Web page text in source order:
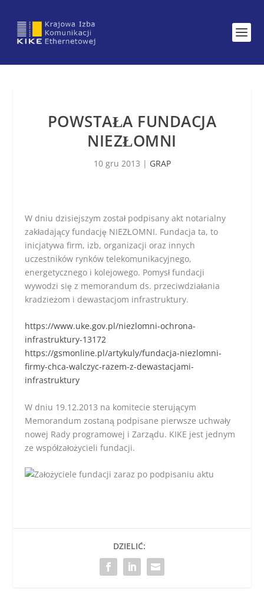
POWSTAŁA FUNDACJA
NIEZŁOMNI
10 gru 2013 | GRAP
W dniu dzisiejszym został podpisany akt notarialny
zakładający fundację NIEZŁOMNI. Fundacja ta, to
inicjatywa firm, izb, organizacji oraz innych
uczestników rynków telekomunikacyjnego,
energetycznego i kolejowego. Pomysł fundacji
wywodzi się z memorandum ds. przeciwdziałania
kradzieżom i dewastacjom infrastruktury.
https://www.uke.gov.pl/niezlomni-ochrona-
infrastruktury-13172
https://gsmonline.pl/artykuly/fundacja-niezlomni-
firmy-chca-walczyc-razem-z-dewastacjami-
infrastruktury
W dniu 19.12.2013 na komitecie sterującym
Memorandum zostaną podpisane pierwsze uchwały
nowej Rady programowej i Zarządu. KIKE jest jednym
ze współzałożycieli fundacji.
DZIELIĆ: